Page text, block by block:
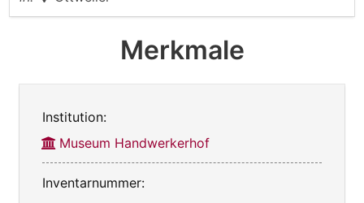
Merkmale
Institution:
Museum Handwerkerhof
Inventarnummer: